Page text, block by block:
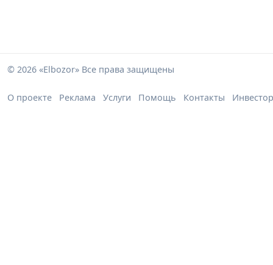
© 2026 «Elbozor» Все права защищены
О проекте Реклама Услуги Помощь Контакты